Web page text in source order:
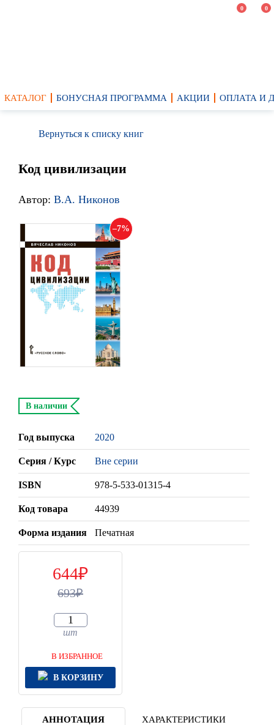
0 0
КАТАЛОГ БОНУСНАЯ ПРОГРАММА АКЦИИ ОПЛАТА И
Вернуться к списку книг
Код цивилизации
Автор: В.А. Никонов
7
В наличии
Год выпуска 2020
Серия / Курс Вне серии
ISBN 978-5-533-01315-4
Код товара 44939
Форма издания Печатная
644
693
шт
В ИЗБРАННОЕ
В КОРЗИНУ
АННОТАЦИЯ ХАРАКТЕРИСТИКИ